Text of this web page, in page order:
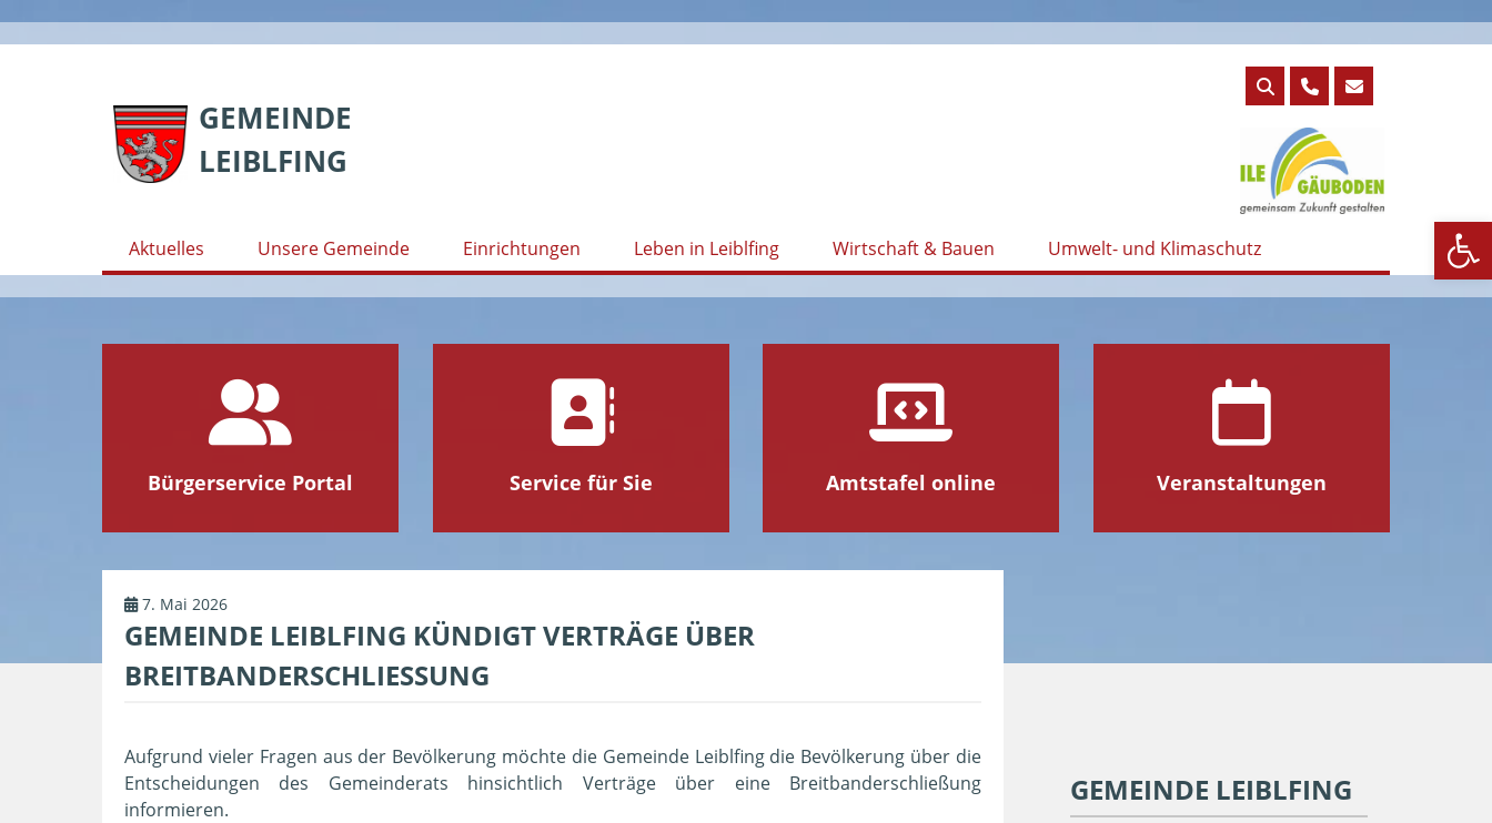
GEMEINDE
LEIBLFING
Aktuelles Unsere Gemeinde Einrichtungen Leben in Leiblfing Wirtschaft & Bauen Umwelt- und Klimaschutz
Bürgerservice Portal Service für Sie Amtstafel online Veranstaltungen
7. Mai 2026
GEMEINDE LEIBLFING KÜNDIGT VERTRÄGE ÜBER
BREITBANDERSCHLIESSUNG
Aufgrund vieler Fragen aus der Bevölkerung möchte die Gemeinde Leiblfing die Bevölkerung über die
Entscheidungen des Gemeinderats hinsichtlich Verträge über eine Breitbanderschließung
informieren.
GEMEINDE LEIBLFING